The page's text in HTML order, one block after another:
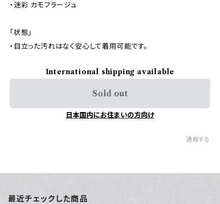
・迷彩 カモフラージュ
「状態」
・目立った汚れはなく安心して着用可能です。
International shipping available
Sold out
日本国内にお住まいの方向け
通報する
最近チェックした商品